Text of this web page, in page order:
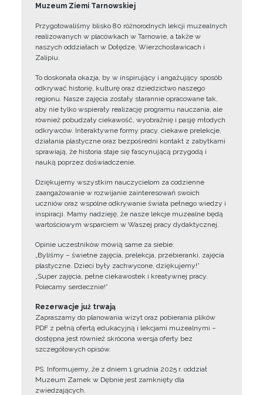
Muzeum Ziemi Tarnowskiej
Przygotowaliśmy blisko 80 różnorodnych lekcji muzealnych
realizowanych w placówkach w Tarnowie, a także w
naszych oddziałach w Dołędze, Wierzchosławicach i
Zalipiu.
To doskonała okazja, by w inspirujący i angażujący sposób
odkrywać historię, kulturę oraz dziedzictwo naszego
regionu. Nasze zajęcia zostały starannie opracowane tak,
aby nie tylko wspierały realizację programu nauczania, ale
również pobudzały ciekawość, wyobraźnię i pasję młodych
odkrywców. Interaktywne formy pracy, ciekawe prelekcje,
działania plastyczne oraz bezpośredni kontakt z zabytkami
sprawiają, że historia staje się fascynującą przygodą i
nauką poprzez doświadczenie.
Dziękujemy wszystkim nauczycielom za codzienne
zaangażowanie w rozwijanie zainteresowań swoich
uczniów oraz wspólne odkrywanie świata pełnego wiedzy i
inspiracji. Mamy nadzieję, że nasze lekcje muzealne będą
wartościowym wsparciem w Waszej pracy dydaktycznej.
Opinie uczestników mówią same za siebie:
„Byliśmy – świetne zajęcia, prelekcja, przebieranki, zajęcia
plastyczne. Dzieci były zachwycone, dziękujemy!”
„Super zajęcia, pełne ciekawostek i kreatywnej pracy.
Polecamy serdecznie!”
Rezerwacje już trwają
Zapraszamy do planowania wizyt oraz pobierania plików
PDF z pełną ofertą edukacyjną i lekcjami muzealnymi –
dostępna jest również skrócona wersja oferty bez
szczegółowych opisów.
PS. Informujemy, że z dniem 1 grudnia 2025 r. oddział
Muzeum Zamek w Dębnie jest zamknięty dla
zwiedzających.